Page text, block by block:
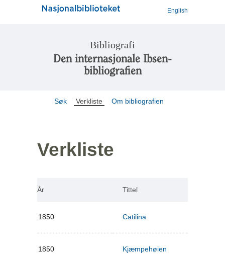
English
Bibliografi
Den internasjonale Ibsen-
bibliografien
Søk Verkliste Om bibliografien
Verkliste
År Tittel
1850 Catilina
1850 Kjæmpehøien